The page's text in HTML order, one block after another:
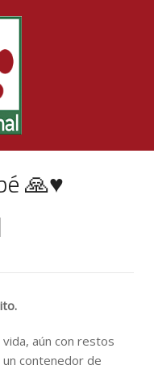
🙏♥️
aún con restos
un contenedor de